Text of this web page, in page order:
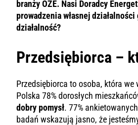
branży OZE. Nasi Doradcy
prowadzenia własnej
działalność?
Przedsiębiorca –
Przedsiębiorca to osoba, która
Polska 78% dorosłych
dobry pomysł. 77%
badań wskazują jasno, że